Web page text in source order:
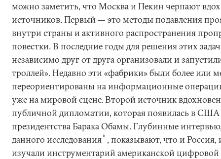
можно заметить, что Москва и Пекин черпают
источников. Первый — это методы подавления
внутри страны и активного распространения
повестки. В последние годы для решения этих
независимо друг от друга организовали и
троллей». Недавно эти «фабрики» были более или
переориентированы на информационные
уже на мировой сцене. Второй источник
публичной дипломатии, которая появилась в США
президентства Барака Обамы. Глубинные
данного исследования6 , показывают, что и
изучали инструментарий американской